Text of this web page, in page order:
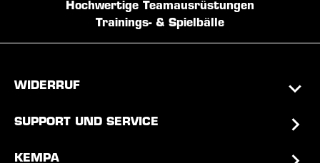
Hochwertige Teamausrüstungen
Trainings- & Spielbälle
WIDERRUF
SUPPORT UND SERVICE
KEMPA